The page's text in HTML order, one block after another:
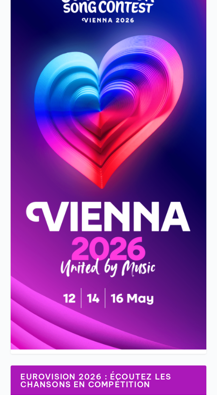
EUROVISION 2026 : ÉCOUTEZ LES
CHANSONS EN COMPÉTITION